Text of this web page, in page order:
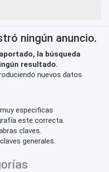
ningún anuncio.
la búsqueda
resultado.
nuevos datos
especificas
este correcta.
claves.
generales.